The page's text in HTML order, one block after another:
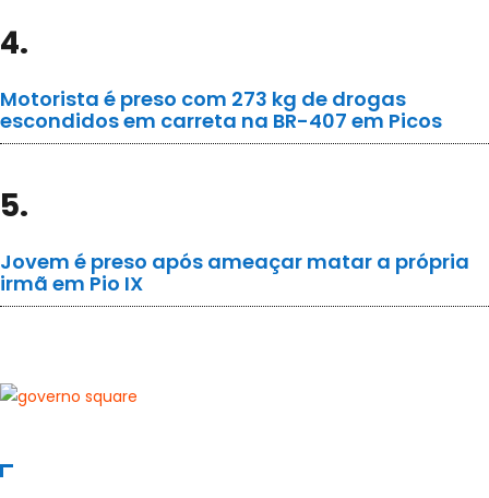
4.
Motorista é preso com 273 kg de drogas
escondidos em carreta na BR-407 em Picos
5.
Jovem é preso após ameaçar matar a própria
irmã em Pio IX